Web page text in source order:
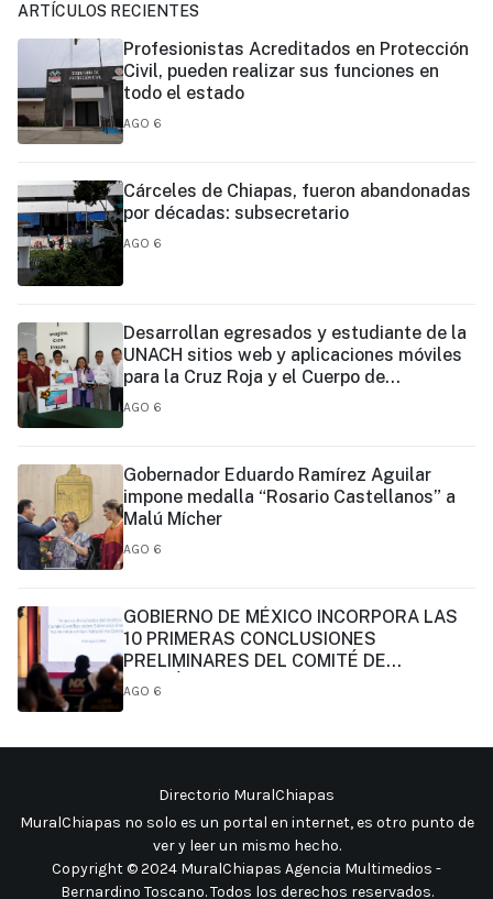
ARTÍCULOS RECIENTES
Profesionistas Acreditados en Protección
Civil, pueden realizar sus funciones en
todo el estado
AGO 6
Cárceles de Chiapas, fueron abandonadas
por décadas: subsecretario
AGO 6
Desarrollan egresados y estudiante de la
UNACH sitios web y aplicaciones móviles
para la Cruz Roja y el Cuerpo de
Bomberos de Tapachula
AGO 6
Gobernador Eduardo Ramírez Aguilar
impone medalla “Rosario Castellanos” a
Malú Mícher
AGO 6
GOBIERNO DE MÉXICO INCORPORA LAS
10 PRIMERAS CONCLUSIONES
PRELIMINARES DEL COMITÉ DE
CIENTÍFICOS Y ESPECIALISTAS PARA EL
PRESIDENTA CLAUDIA SHEINBAUM
AGO 6
Directorio MuralChiapas
MuralChiapas no solo es un portal en internet, es otro punto de
ver y leer un mismo hecho.
Copyright © 2024 MuralChiapas Agencia Multimedios -
Bernardino Toscano. Todos los derechos reservados.